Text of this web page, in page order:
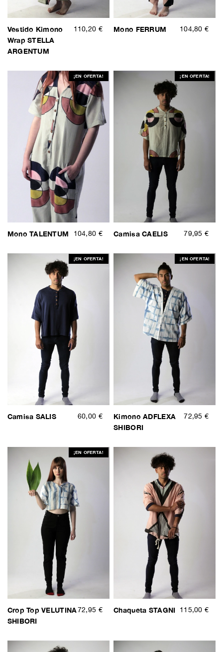
Vestido Kimono
Wrap STELLA
ARGENTUM
110,20 € Mono FERRUM 104,80 €
¡EN OFERTA!
Mono TALENTUM 104,80 €
¡EN OFERTA!
Camisa CAELIS 79,95 €
¡EN OFERTA!
Camisa SALIS 60,00 €
¡EN OFERTA!
Kimono ADFLEXA
SHIBORI
72,95 €
¡EN OFERTA!
Crop Top VELUTINA
SHIBORI
72,95 € Chaqueta STAGNI 115,00 €